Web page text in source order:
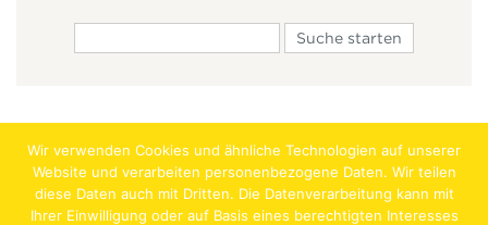
Wir verwenden Cookies und ähnliche Technologien auf unserer
Website und verarbeiten personenbezogene Daten. Wir teilen
diese Daten auch mit Dritten. Die Datenverarbeitung kann mit
Ihrer Einwilligung oder auf Basis eines berechtigten Interesses